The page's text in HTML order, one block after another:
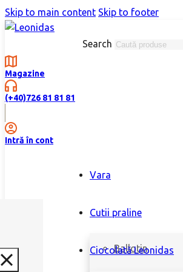
Skip to main content Skip to footer
Search
Magazine
(+40)726 81 81 81
Intră în cont
Vara
Cutii praline
Ballotin
Ciocolată Leonidas